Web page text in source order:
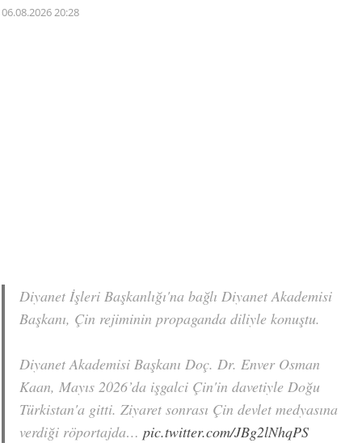
06.08.2026 20:28
Diyanet İşleri Başkanlığı'na bağlı Diyanet Akademisi
Başkanı, Çin rejiminin propaganda diliyle konuştu.
Diyanet Akademisi Başkanı Doç. Dr. Enver Osman
Kaan, Mayıs 2026’da işgalci Çin'in davetiyle Doğu
Türkistan'a gitti. Ziyaret sonrası Çin devlet medyasına
verdiği röportajda…pic.twitter.com/JBg2lNhqPS